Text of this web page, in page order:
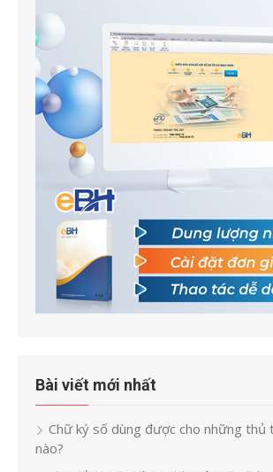
Bài viết mới nhất
Chữ ký số dùng được cho những thủ
nào?